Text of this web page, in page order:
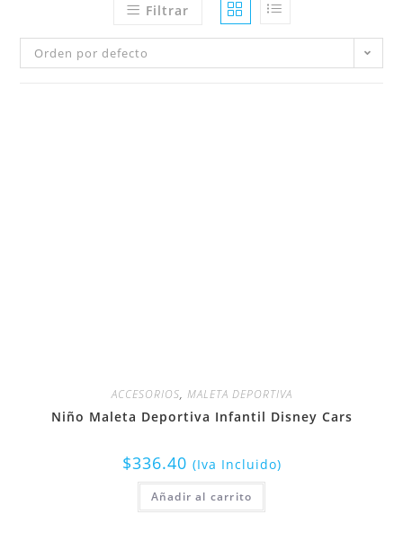
Filtrar
Orden por defecto
ACCESORIOS, MALETA DEPORTIVA
Niño Maleta Deportiva Infantil Disney Cars
$336.40 (Iva Incluido)
Añadir al carrito